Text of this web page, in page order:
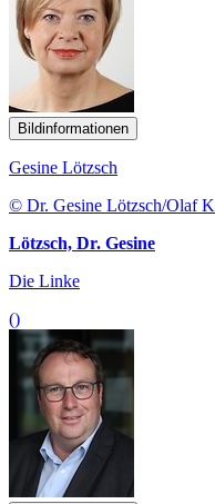
Bildinformationen
Gesine Lötzsch
© Dr. Gesine Lötzsch/Olaf
Lötzsch, Dr. Gesine
Die Linke
()